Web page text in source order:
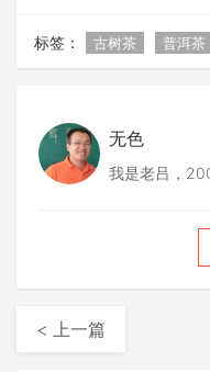
标签： 古树茶 普洱茶
无色
我是老吕，
网，2012年
项目，2017
< 上一篇